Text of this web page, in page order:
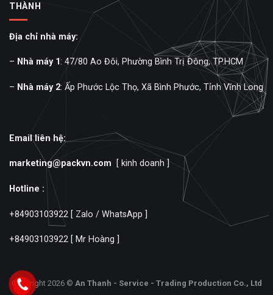
THÀNH
Địa chỉ nhà máy:
– Nhà máy 1: 47/80 Ao Đôi, Phường Bình Trị Đông, TP.HCM
– Nhà máy 2: Ấp Phước Lộc Thọ, Xã Bình Phước, Tỉnh Vĩnh Long
Email liên hệ:
marketing@packvn.com [ kinh doanh ]
Hotline :
+84903103922 [ Zalo / WhatsApp ]
+84903103922 [ Mr Hoàng ]
Copyright 2026 © An Thanh - Service - Trading Production Co., Ltd